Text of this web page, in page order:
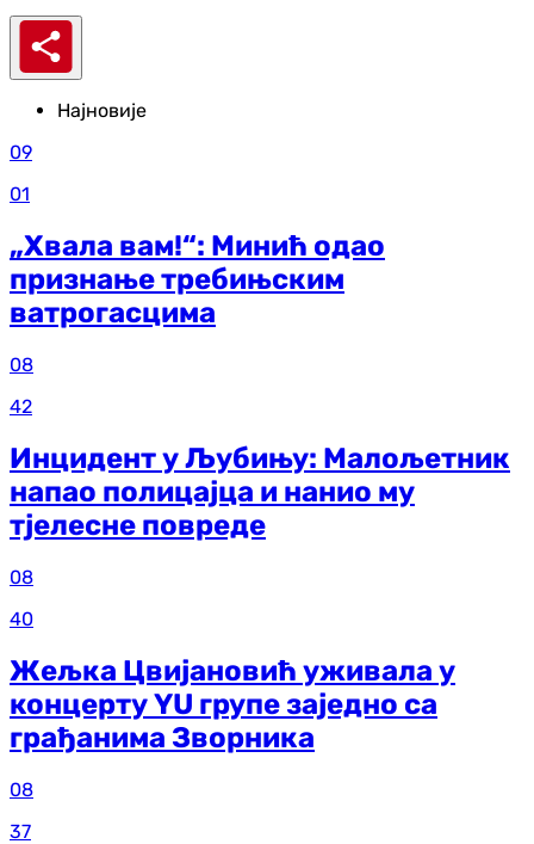
Најновије
09
01
„Хвала вам!“: Минић одао
признање требињским
ватрогасцима
08
42
Инцидент у Љубињу: Малољетник
напао полицајца и нанио му
тјелесне повреде
08
40
Жељка Цвијановић уживала у
концерту YU групе заједно са
грађанима Зворника
08
37